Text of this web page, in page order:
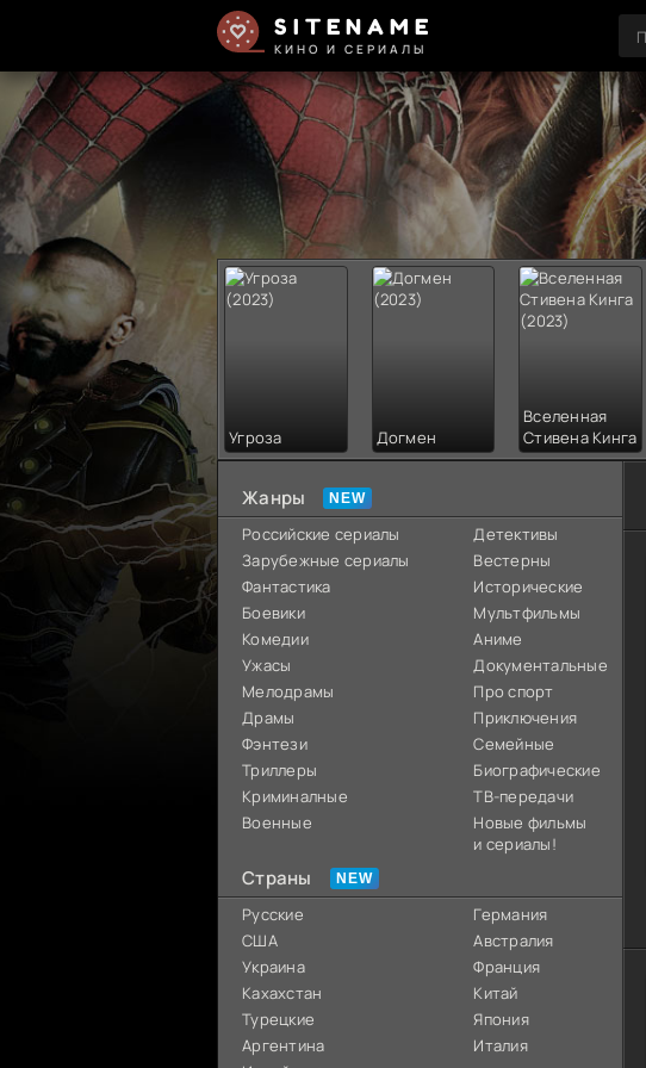
SITENAME
КИНО И СЕРИАЛЫ
Угроза Догмен
Вселенная
Стивена Кинга
Жанры
Российские сериалы
Зарубежные сериалы
Фантастика
Боевики
Комедии
Ужасы
Мелодрамы
Драмы
Фэнтези
Триллеры
Криминалные
Военные
Детективы
Вестерны
Исторические
Мультфильмы
Аниме
Документальные
Про спорт
Приключения
Семейные
Биографические
ТВ-передачи
Новые фильмы
и сериалы!
Страны
Русские
США
Украина
Кахахстан
Турецкие
Аргентина
Германия
Австралия
Франция
Китай
Япония
Италия